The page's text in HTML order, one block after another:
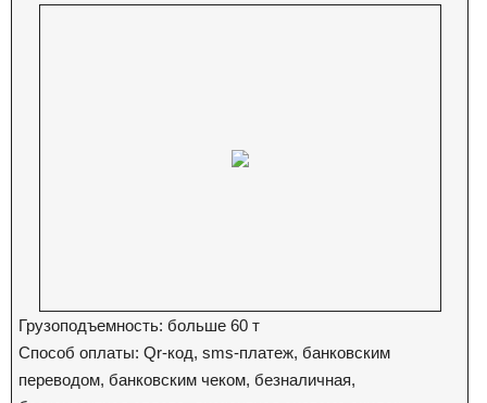
Грузоподъемность: больше 60 т
Способ оплаты: Qr-код, sms-платеж, банковским
переводом, банковским чеком, безналичная,